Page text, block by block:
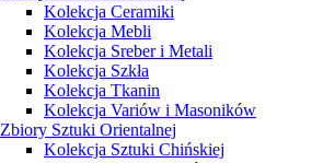
Kolekcja Ceramiki
Kolekcja Mebli
Kolekcja Sreber i Metali
Kolekcja Szkła
Kolekcja Tkanin
Kolekcja Variów i Masoników
Zbiory Sztuki Orientalnej
Kolekcja Sztuki Chińskiej